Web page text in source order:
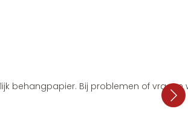
behangpapier. Bij problemen of